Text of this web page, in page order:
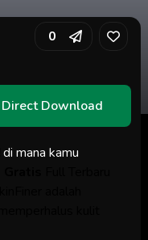
0
Direct Download
di mana kamu